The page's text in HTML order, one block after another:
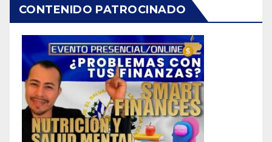
CONTENIDO PATROCINADO